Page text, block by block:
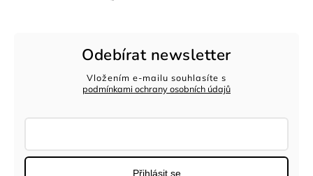
Odebírat newsletter
Vložením e-mailu souhlasíte s
podmínkami ochrany osobních údajů
Přihlásit se